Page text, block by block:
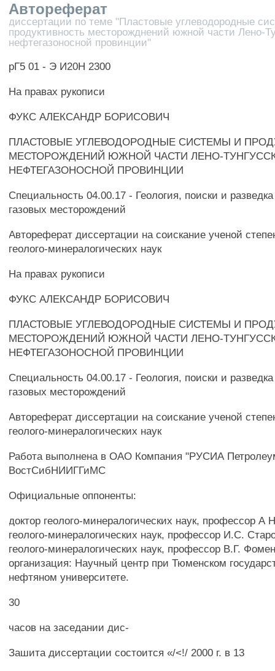
Автореферат
диссертации по теме "Пластовые углеводородные
продуктивность месторожднений южной части Лено-
нефтегазоносной провинции"
рГ5 01 - Э И20Н 2300
На правах рукописи
ФУКС АЛЕКСАНДР БОРИСОВИЧ
ПЛАСТОВЫЕ УГЛЕВОДОРОДНЫЕ СИСТЕМЫ И
МЕСТОРОЖДЕНИЙ ЮЖНОЙ ЧАСТИ ЛЕНО-
НЕФТЕГАЗОНОСНОЙ ПРОВИНЦИИ
Специальность 04.00.17 - Геология, поиски и
газовых месторождений
Автореферат диссертации на соискание ученой
геолого-минералогических наук
На правах рукописи
ФУКС АЛЕКСАНДР БОРИСОВИЧ
ПЛАСТОВЫЕ УГЛЕВОДОРОДНЫЕ СИСТЕМЫ И
МЕСТОРОЖДЕНИЙ ЮЖНОЙ ЧАСТИ ЛЕНО-
НЕФТЕГАЗОНОСНОЙ ПРОВИНЦИИ
Специальность 04.00.17 - Геология, поиски и
газовых месторождений
Автореферат диссертации на соискание ученой
геолого-минералогических наук
Работа выполнена в ОАО Компания "РУСИА
ВостСибНИИГГиМС
Официальные оппоненты:
доктор геолого-минералогических наук, профессор А
геолого-минералогических наук, профессор И.С.
геолого-минералогических наук, профессор В.Г.
организация: Научный центр при Тюменском
нефтяном университете.
30
часов на заседании дис-
Зашита диссертации состоится «/<!/ 2000 г. в 13